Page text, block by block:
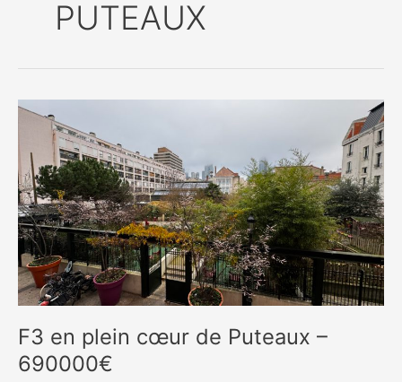
PUTEAUX
F3 en plein cœur de Puteaux –
690000€